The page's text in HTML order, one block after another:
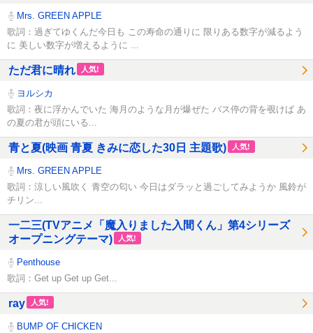
Mrs. GREEN APPLE
歌詞：過ぎてゆくんだ今日も この寿命の通りに 限りある数字が減るよう
に 美しい数字が増えるように ...
ただ君に晴れ 人気!
ヨルシカ
歌詞：夜に浮かんでいた 海月のような月が爆ぜた バス停の背を覗けば あ
の夏の君が頭にいる...
青と夏(映画 青夏 きみに恋した30日 主題歌) 人気!
Mrs. GREEN APPLE
歌詞：涼しい風吹く 青空の匂い 今日はダラッと過ごしてみようか 風鈴が
チリン...
一二三(TVアニメ「魔入りました入間くん」第4シリーズ
オープニングテーマ)
人気!
Penthouse
歌詞：Get up Get up Get...
ray 人気!
BUMP OF CHICKEN